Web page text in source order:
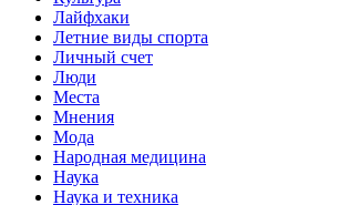
Лайфхаки
Летние виды спорта
Личный счет
Люди
Места
Мнения
Мода
Народная медицина
Наука
Наука и техника